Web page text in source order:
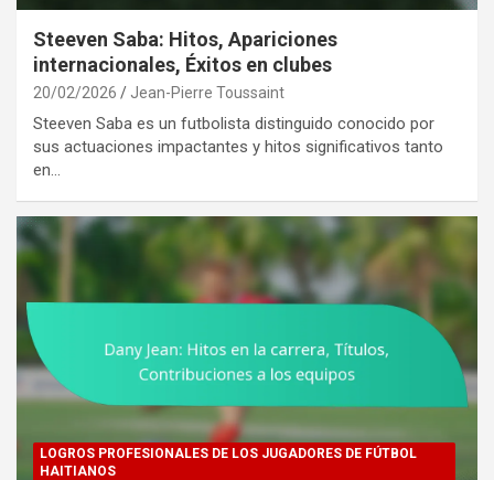
Steeven Saba: Hitos, Apariciones
internacionales, Éxitos en clubes
20/02/2026 Jean-Pierre Toussaint
Steeven Saba es un futbolista distinguido conocido por
sus actuaciones impactantes y hitos significativos tanto
en…
LOGROS PROFESIONALES DE LOS JUGADORES DE FÚTBOL
HAITIANOS